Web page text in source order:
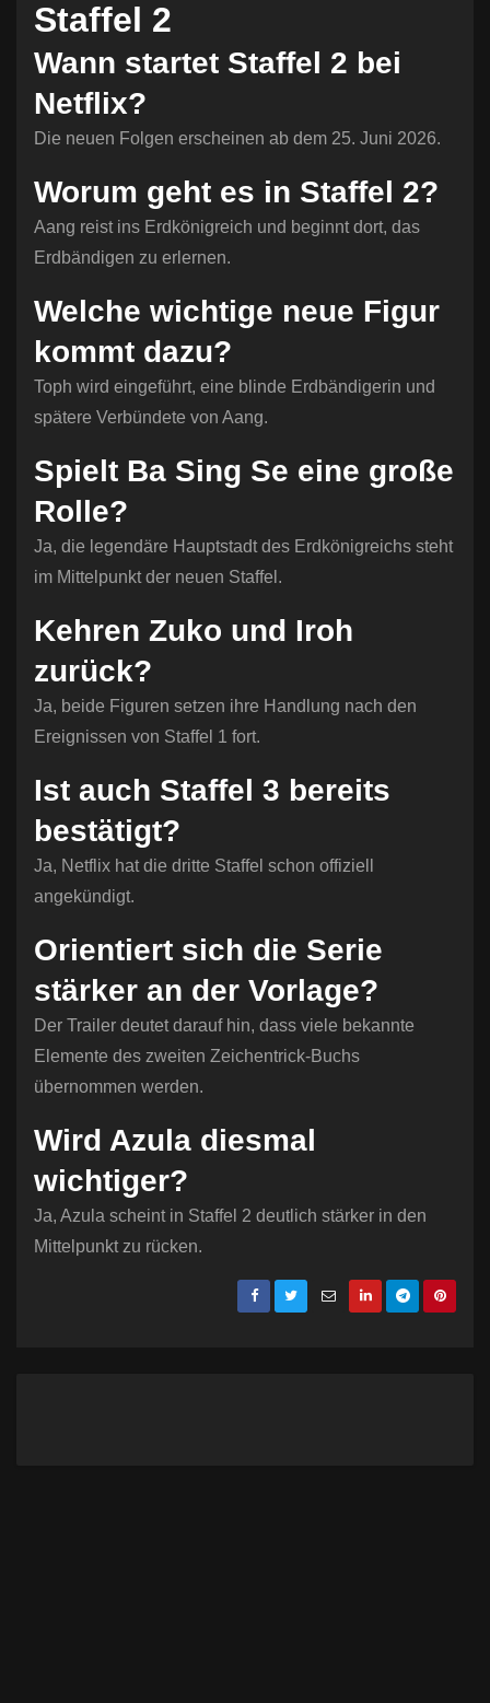
Staffel 2
Wann startet Staffel 2 bei
Netflix?
Die neuen Folgen erscheinen ab dem 25. Juni 2026.
Worum geht es in Staffel 2?
Aang reist ins Erdkönigreich und beginnt dort, das
Erdbändigen zu erlernen.
Welche wichtige neue Figur
kommt dazu?
Toph wird eingeführt, eine blinde Erdbändigerin und
spätere Verbündete von Aang.
Spielt Ba Sing Se eine große
Rolle?
Ja, die legendäre Hauptstadt des Erdkönigreichs steht
im Mittelpunkt der neuen Staffel.
Kehren Zuko und Iroh
zurück?
Ja, beide Figuren setzen ihre Handlung nach den
Ereignissen von Staffel 1 fort.
Ist auch Staffel 3 bereits
bestätigt?
Ja, Netflix hat die dritte Staffel schon offiziell
angekündigt.
Orientiert sich die Serie
stärker an der Vorlage?
Der Trailer deutet darauf hin, dass viele bekannte
Elemente des zweiten Zeichentrick-Buchs
übernommen werden.
Wird Azula diesmal
wichtiger?
Ja, Azula scheint in Staffel 2 deutlich stärker in den
Mittelpunkt zu rücken.